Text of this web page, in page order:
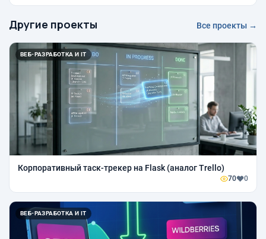
Другие проекты Все проекты →
ВЕБ-РАЗРАБОТКА И IT
Корпоративный таск-трекер на Flask (аналог Trello)
70 0
ВЕБ-РАЗРАБОТКА И IT